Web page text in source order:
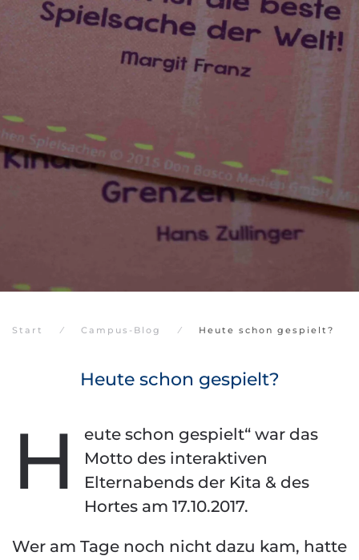
Start Campus-Blog Heute schon gespielt?
Heute schon gespielt?
H
eute schon gespielt“ war das
Motto des interaktiven
Elternabends der Kita & des
Hortes am 17.10.2017.
Wer am Tage noch nicht dazu kam, hatte